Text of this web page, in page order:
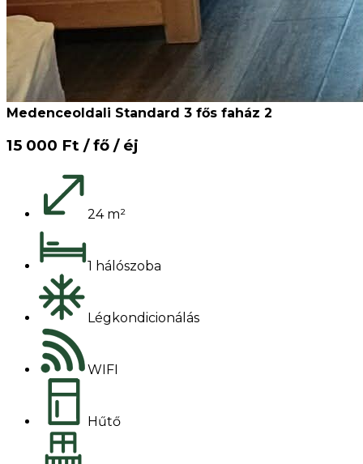
Medenceoldali Standard 3 fős faház 2
15 000 Ft / fő / éj
24 m²
1 hálószoba
Légkondicionálás
WIFI
Hűtő